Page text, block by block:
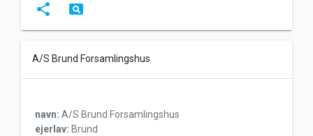
share pageview
A/S Brund Forsamlingshus
navn: A/S Brund Forsamlingshus
ejerlav: Brund